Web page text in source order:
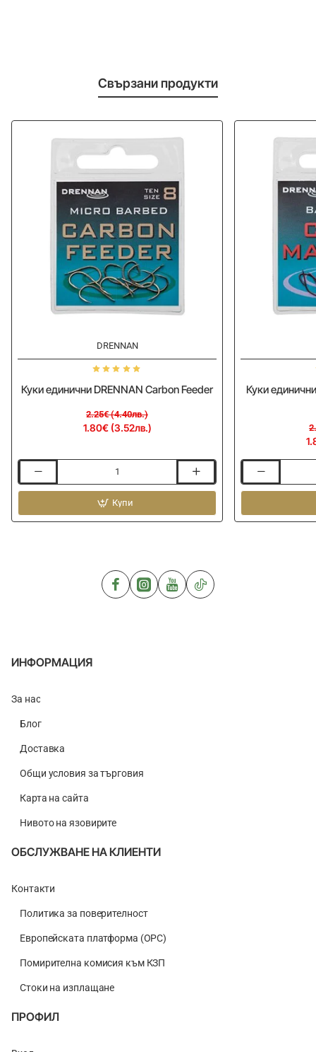
Свързани продукти
DRENNAN
Куки единични DRENNAN Carbon Feeder
1.80€ (3.52лв.)
2.25€ (4.40лв.)
единични
Carbon
Купи
Куки
единични
Barbless
ИНФОРМАЦИЯ
За нас
Блог
Доставка
Общи условия за търговия
Карта на сайта
Нивото на язовирите
ОБСЛУЖВАНЕ НА КЛИЕНТИ
Контакти
Политика за поверителност
Европейската платформа (ОРС)
Помирителна комисия към КЗП
Стоки на изплащане
ПРОФИЛ